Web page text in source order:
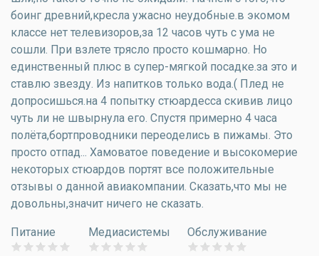
боинг древний,кресла ужасно неудобные.в экомом
классе нет телевизоров,за 12 часов чуть с ума не
сошли. При взлете трясло просто кошмарно. Но
единственный плюс в супер-мягкой посадке.за это и
ставлю звезду. Из напитков только вода.( Плед не
допросишься.на 4 попытку стюардесса скивив лицо
чуть ли не швырнула его. Спустя примерно 4 часа
полёта,бортпроводники переоделись в пижамы. Это
просто отпад... Хамоватое поведение и высокомерие
некоторых стюардов портят все положительные
отзывы о данной авиакомпании. Сказать,что мы не
довольны,значит ничего не сказать.
Питание Медиасистемы Обслуживание